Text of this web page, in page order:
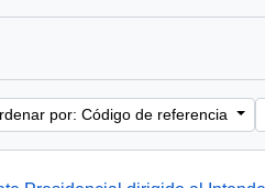
por: Código de referencia